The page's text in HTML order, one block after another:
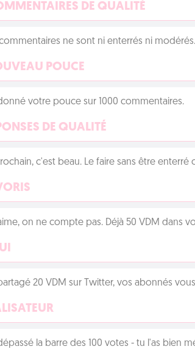
DE QUALITÉ
commentaires ne sont ni enterrés ni
POUCE
votre pouce sur 1000 commentaires.
DE QUALITÉ
c'est beau. Le faire sans être
on ne compte pas. Déjà 50 VDM dans
20 VDM sur Twitter, vos abonnés
la barre des 100 votes - tu l'as bien